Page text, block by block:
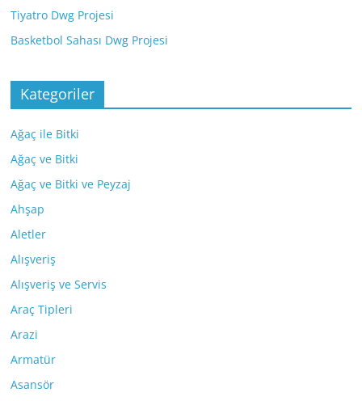
Tiyatro Dwg Projesi
Basketbol Sahası Dwg Projesi
Kategoriler
Ağaç ile Bitki
Ağaç ve Bitki
Ağaç ve Bitki ve Peyzaj
Ahşap
Aletler
Alışveriş
Alışveriş ve Servis
Araç Tipleri
Arazi
Armatür
Asansör